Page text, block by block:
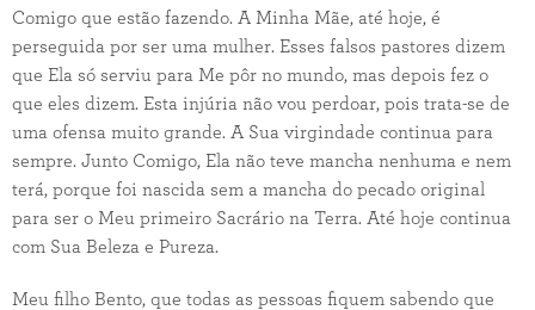
Comigo que estão fazendo. A Minha Mãe, até hoje, é
perseguida por ser uma mulher. Esses falsos pastores dizem
que Ela só serviu para Me pôr no mundo, mas depois fez o
que eles dizem. Esta injúria não vou perdoar, pois trata-se de
uma ofensa muito grande. A Sua virgindade continua para
sempre. Junto Comigo, Ela não teve mancha nenhuma e nem
terá, porque foi nascida sem a mancha do pecado original
para ser o Meu primeiro Sacrário na Terra. Até hoje continua
com Sua Beleza e Pureza.
Meu filho Bento, que todas as pessoas fiquem sabendo que